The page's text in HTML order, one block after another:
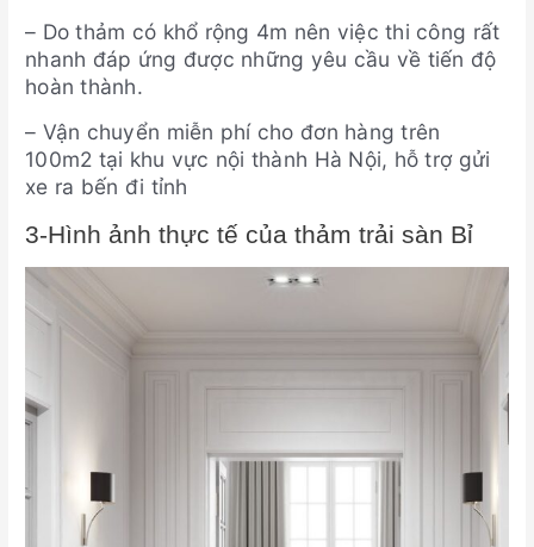
– Do thảm có khổ rộng 4m nên việc thi công rất
nhanh đáp ứng được những yêu cầu về tiến độ
hoàn thành.
– Vận chuyển miễn phí cho đơn hàng trên
100m2 tại khu vực nội thành Hà Nội, hỗ trợ gửi
xe ra bến đi tỉnh
3-Hình ảnh thực tế của thảm trải sàn Bỉ